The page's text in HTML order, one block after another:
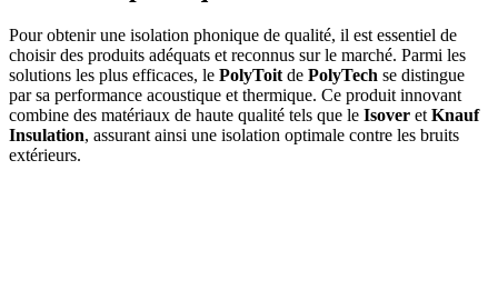
Pour obtenir une isolation phonique de qualité, il est essentiel de
choisir des produits adéquats et reconnus sur le marché. Parmi les
solutions les plus efficaces, le PolyToit de PolyTech se distingue
par sa performance acoustique et thermique. Ce produit innovant
combine des matériaux de haute qualité tels que le Isover et Knauf
Insulation, assurant ainsi une isolation optimale contre les bruits
extérieurs.